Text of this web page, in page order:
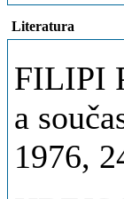
Literatura
FILIPI
a
1976,